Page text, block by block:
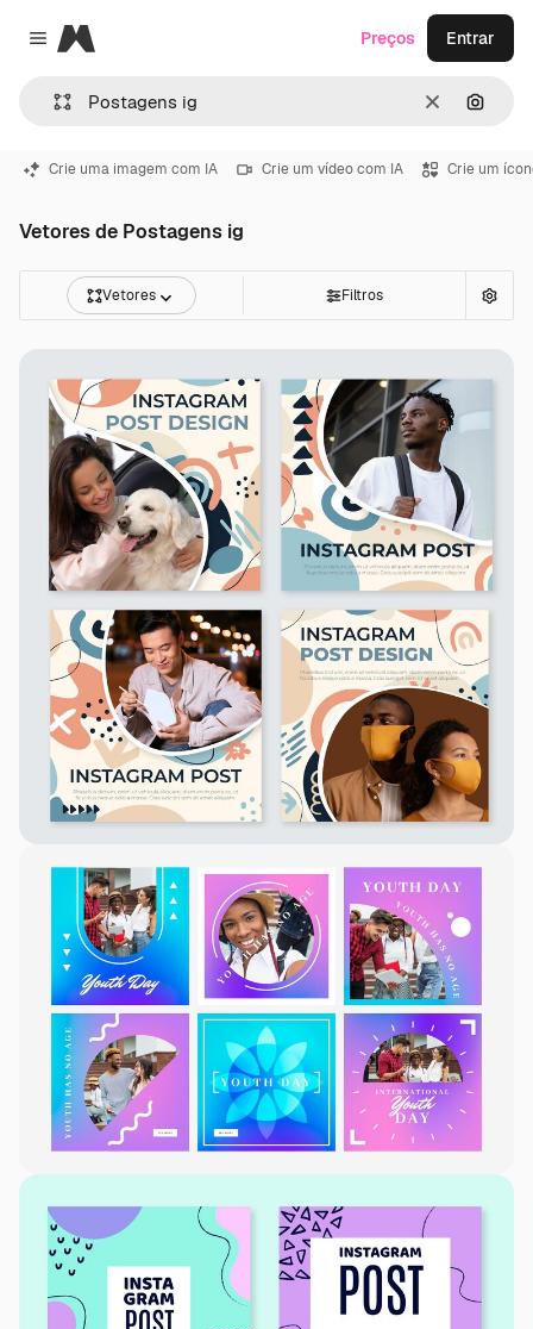
Close menu
Magnific
Limpar
Preços Entrar
Crie uma imagem com IA Crie um vídeo com IA Crie um
Vetores de Postagens ig
Vetores Filtros